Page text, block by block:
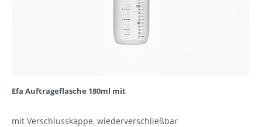
Efa Auftrageflasche 180ml mit
mit Verschlusskappe, wiederverschließbar